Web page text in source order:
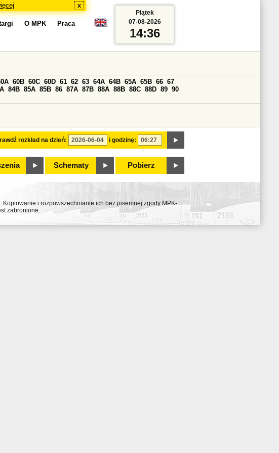
x
O MPK Praca
rozkład na dzień: i godzinę:
60B 60C 60D 61 62 63 64A 64B 65A 65B 66 67
84B 85A 85B 86 87A 87B 88A 88B 88C 88D 89 90
Schematy Pobierz
Piątek
07-08-2026
14:36
i rozpowszechnianie ich bez pisemnej zgody MPK-
zabronione.